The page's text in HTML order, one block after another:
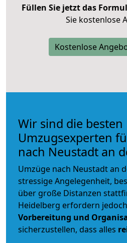
Füllen Sie jetzt das
Sie kostenlose
Kostenlose
Wir sind die besten
Umzugsexperten
nach Neustadt an
Umzüge nach Neustadt an
stressige Angelegenheit,
über große Distanzen
Heidelberg erfordern
Vorbereitung und
sicherzustellen, dass alles